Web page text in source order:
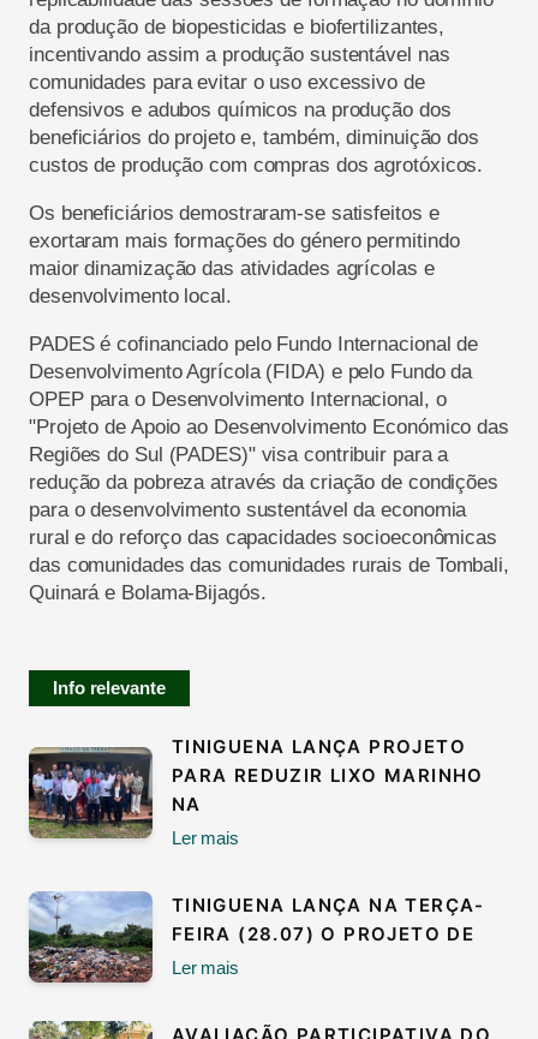
da produção de biopesticidas e biofertilizantes,
incentivando assim a produção sustentável nas
comunidades para evitar o uso excessivo de
defensivos e adubos químicos na produção dos
beneficiários do projeto e, também, diminuição dos
custos de produção com compras dos agrotóxicos.
Os beneficiários demostraram-se satisfeitos e
exortaram mais formações do género permitindo
maior dinamização das atividades agrícolas e
desenvolvimento local.
PADES é cofinanciado pelo Fundo Internacional de
Desenvolvimento Agrícola (FIDA) e pelo Fundo da
OPEP para o Desenvolvimento Internacional, o
"Projeto de Apoio ao Desenvolvimento Económico das
Regiões do Sul (PADES)" visa contribuir para a
redução da pobreza através da criação de condições
para o desenvolvimento sustentável da economia
rural e do reforço das capacidades socioeconômicas
das comunidades das comunidades rurais de Tombali,
Quinará e Bolama-Bijagós.
Info relevante
TINIGUENA LANÇA PROJETO
PARA REDUZIR LIXO MARINHO
NA
Ler mais
TINIGUENA LANÇA NA TERÇA-
FEIRA (28.07) O PROJETO DE
Ler mais